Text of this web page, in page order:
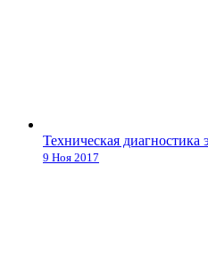
Техническая диагностика
9 Ноя 2017